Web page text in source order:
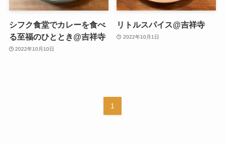
シフク食堂でカレーを食べ
る至福のひととき@吉祥寺
2022年10月10日
リトルスパイス@吉祥寺
2022年10月1日
1